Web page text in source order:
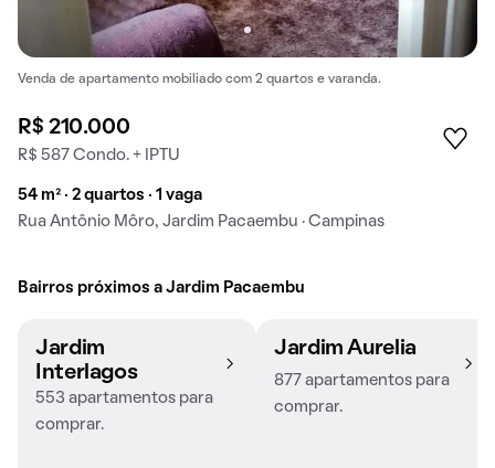
Venda de apartamento mobiliado com 2 quartos e varanda.
R$ 210.000
R$ 587 Condo. + IPTU
54 m² · 2 quartos · 1 vaga
Rua Antônio Môro, Jardim Pacaembu · Campinas
Bairros próximos a Jardim Pacaembu
Jardim
Interlagos
553 apartamentos para
comprar.
Jardim Aurelia
877 apartamentos para
comprar.